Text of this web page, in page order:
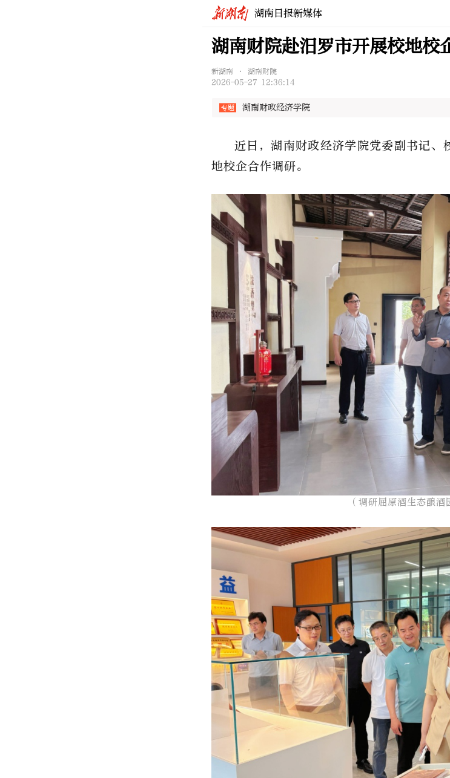
湖南日报新媒体
湖南财院赴汨罗市开展校地校
新湖南 • 湖南财院
2026-05-27 12:36:14
湖南财政经济学院
近日，湖南财政经济学院党委副书记、
地校企合作调研。
（调研屈原酒生态酿酒